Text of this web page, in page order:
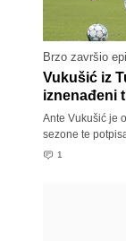
Brzo završio
Vukušić iz
iznenađeni
Ante Vukušić je
sezone te
1